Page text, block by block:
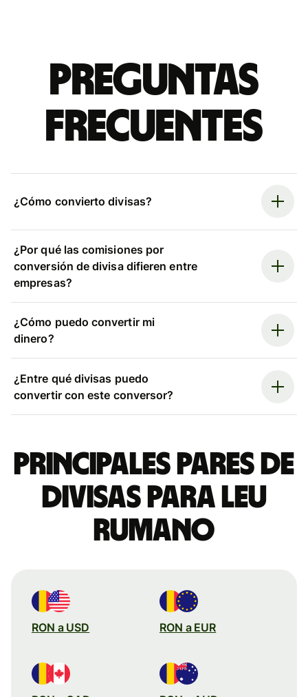
Preguntas
frecuentes
¿Cómo convierto divisas?
¿Por qué las comisiones por
conversión de divisa difieren entre
empresas?
¿Cómo puedo convertir mi
dinero?
¿Entre qué divisas puedo
convertir con este conversor?
Principales pares de
divisas para leu
rumano
RON a USD RON a EUR